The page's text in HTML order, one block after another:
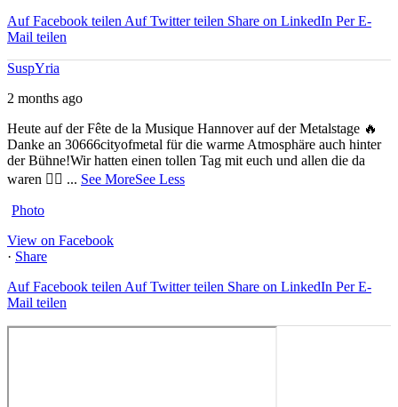
Auf Facebook teilen Auf Twitter teilen Share on LinkedIn Per E-
Mail teilen
SuspYria
2 months ago
Heute auf der Fête de la Musique Hannover auf der Metalstage 🔥
Danke an 30666cityofmetal für die warme Atmosphäre auch hinter
der Bühne!Wir hatten einen tollen Tag mit euch und allen die da
waren ❤️‍🔥 ... See MoreSee Less
Photo
View on Facebook
· Share
Auf Facebook teilen Auf Twitter teilen Share on LinkedIn Per E-
Mail teilen